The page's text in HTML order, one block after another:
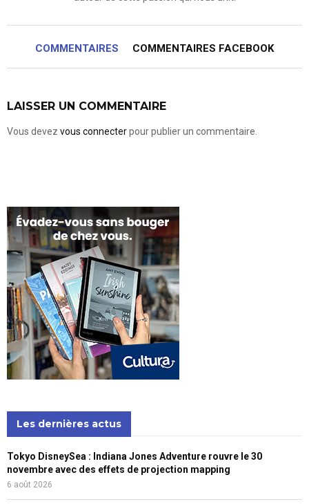
COMMENTAIRES COMMENTAIRES FACEBOOK
LAISSER UN COMMENTAIRE
Vous devez vous connecterpour publier un commentaire.
Les dernières actus
Tokyo DisneySea : Indiana Jones Adventure rouvre le 30
novembre avec des effets de projection mapping
6 août 2026